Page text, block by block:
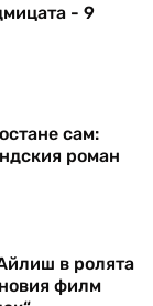
- 9
сам:
роман
в ролята
филм